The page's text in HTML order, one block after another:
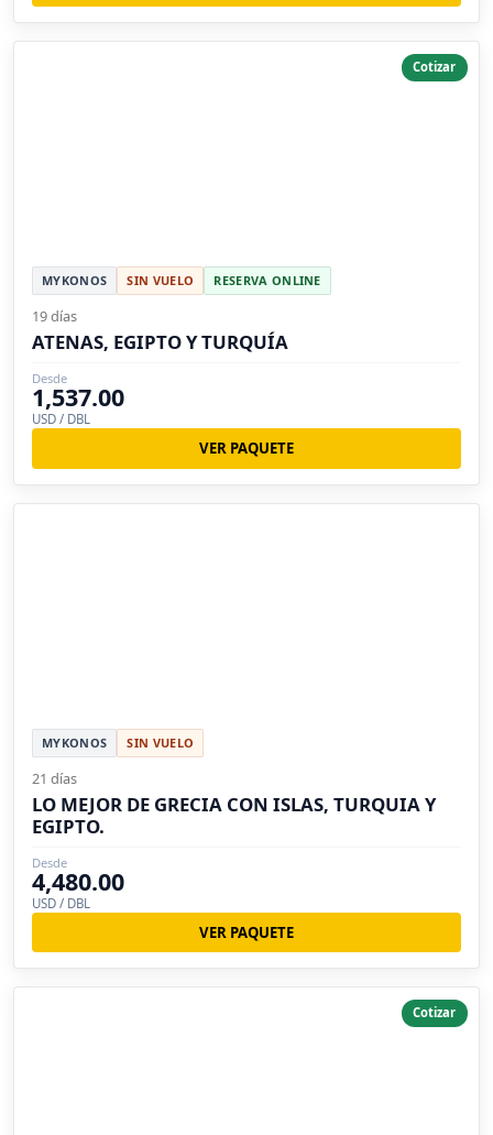
Cotizar
MYKONOS SIN VUELO RESERVA ONLINE
19 días
ATENAS, EGIPTO Y TURQUÍA
Desde
1,537.00
USD / DBL
VER PAQUETE
MYKONOS SIN VUELO
21 días
LO MEJOR DE GRECIA CON ISLAS, TURQUIA Y
EGIPTO.
Desde
4,480.00
USD / DBL
VER PAQUETE
Cotizar